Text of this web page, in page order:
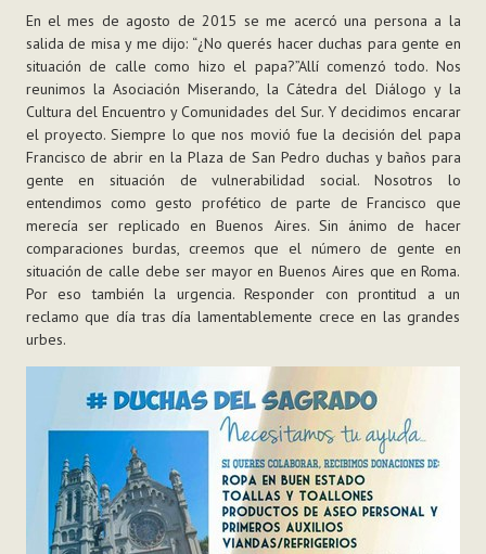
En el mes de agosto de 2015 se me acercó una persona a la
salida de misa y me dijo: “¿No querés hacer duchas para gente en
situación de calle como hizo el papa?”Allí comenzó todo. Nos
reunimos la Asociación Miserando, la Cátedra del Diálogo y la
Cultura del Encuentro y Comunidades del Sur. Y decidimos encarar
el proyecto. Siempre lo que nos movió fue la decisión del papa
Francisco de abrir en la Plaza de San Pedro duchas y baños para
gente en situación de vulnerabilidad social. Nosotros lo
entendimos como gesto profético de parte de Francisco que
merecía ser replicado en Buenos Aires. Sin ánimo de hacer
comparaciones burdas, creemos que el número de gente en
situación de calle debe ser mayor en Buenos Aires que en Roma.
Por eso también la urgencia. Responder con prontitud a un
reclamo que día tras día lamentablemente crece en las grandes
urbes.